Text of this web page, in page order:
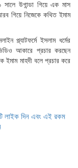
সালে উগান্ডা গিয়ে এক মাস
গিয়ে নিজেকে কথিত ইমাম
প্ল্যাটফর্মে ইসলাম ধর্মের
আকারে প্রচার করছেন
মাহদী বলে প্রচার করে
লাইক দিন এবং এই রকম